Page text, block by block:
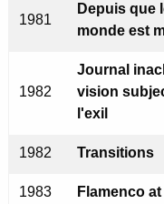
1981
Depuis que
monde est
1982
Journal
vision
l'exil
1982 Transitions
1983 Flamenco